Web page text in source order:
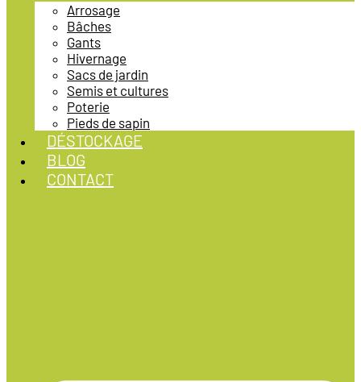
Arrosage
Bâches
Gants
Hivernage
Sacs de jardin
Semis et cultures
Poterie
Pieds de sapin
DÉSTOCKAGE
BLOG
CONTACT